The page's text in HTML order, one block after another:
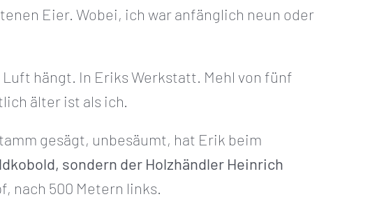
Eier. Wobei, ich war anfänglich neun oder
hängt. In Eriks Werkstatt. Mehl von fünf
älter ist als ich.
gesägt, unbesäumt, hat Erik beim
sondern der Holzhändler Heinrich
nach 500 Metern links.